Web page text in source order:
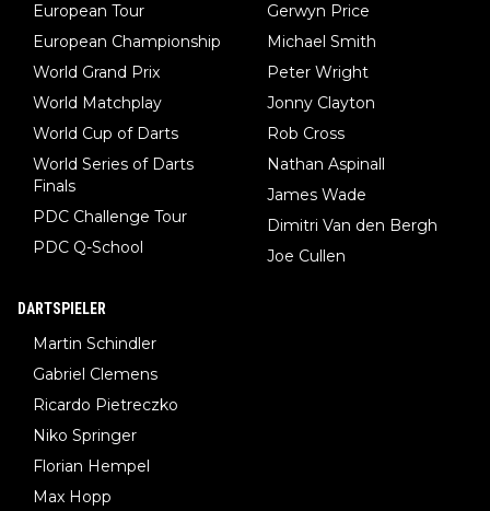
European Tour
European Championship
World Grand Prix
World Matchplay
World Cup of Darts
World Series of Darts
Finals
PDC Challenge Tour
PDC Q-School
Gerwyn Price
Michael Smith
Peter Wright
Jonny Clayton
Rob Cross
Nathan Aspinall
James Wade
Dimitri Van den Bergh
Joe Cullen
DARTSPIELER
Martin Schindler
Gabriel Clemens
Ricardo Pietreczko
Niko Springer
Florian Hempel
Max Hopp